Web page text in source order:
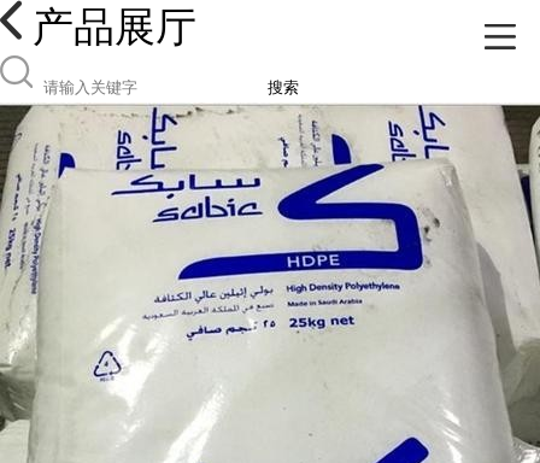
产品展厅
搜索